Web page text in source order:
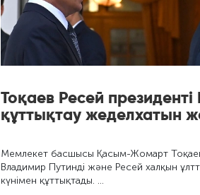
Тоқаев Ресей президенті
құттықтау жеделхатын
Мемлекет басшысы Қасым-Жомарт
Владимир Путинді және Ресей халқын
күнімен құттықтады. …